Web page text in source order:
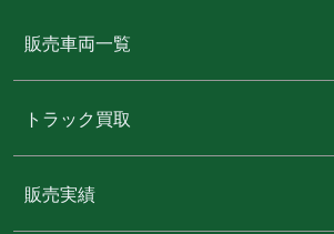
販売車両一覧
トラック買取
販売実績